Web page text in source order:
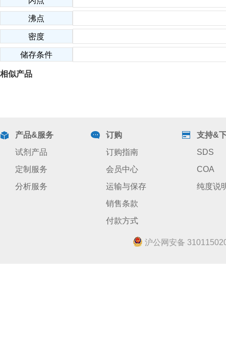
沸点
密度
储存条件
相似产品
产品&服务
试剂产品
定制服务
分析服务
订购
订购指南
会员中心
运输与保存
销售条款
付款方式
支持&
SDS
COA
纯度说
沪公网安备